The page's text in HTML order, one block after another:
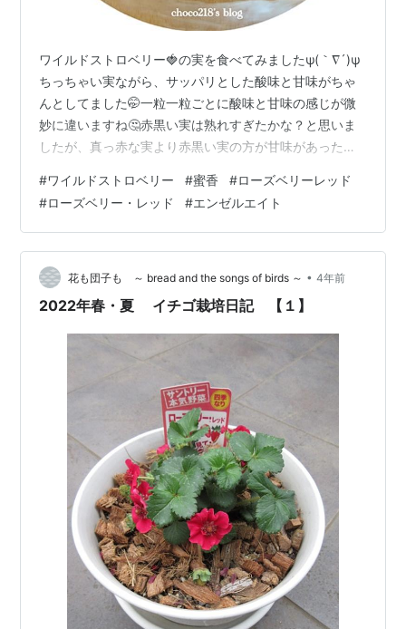
ワイルドストロベリー🍓の実を食べてみましたψ(｀∇´)ψ
ちっちゃい実ながら、サッパリとした酸味と甘味がちゃ
んとしてました🤭一粒一粒ごとに酸味と甘味の感じが微
妙に違いますね🤔赤黒い実は熟れすぎたかな？と思いま
したが、真っ赤な実より赤黒い実の方が甘味があった気
ローズベリーレッドは小ぶりの実が並んでいますね。赤
い実に成ったら食べ頃でしょうから、分かりやすいです
ね☺️ ＊＊＊＊＊＊＊＊＊＊＊＊＊＊＊ らくなりイチゴも
小ぶりの可愛い実(●'◡'●) 蜜香も赤く熟れてきました🥰1
番赤いのはもう食べれるかな😋家庭栽培の醍醐味はやっ
ぱり完熟が食べれること…
#ワイルドストロベリー #蜜香 #ローズベリーレッド
#ローズベリー・レッド #エンゼルエイト
花も団子も ～ bread and the songs of birds ～ • 4年前
2022年春・夏 イチゴ栽培日記 【１】